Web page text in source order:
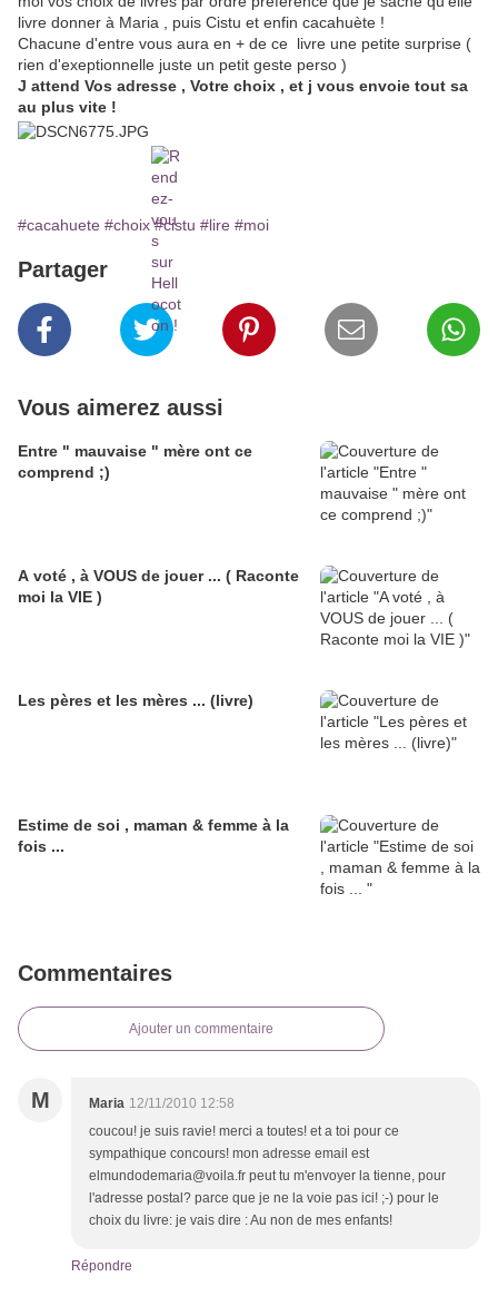
livre donner à Maria , puis Cistu et enfin cacahuète !
Chacune d'entre vous aura en + de ce livre une petite surprise (
rien d'exeptionnelle juste un petit geste perso )
J attend Vos adresse , Votre choix , et j vous envoie tout sa
au plus vite !
#cacahuete #choix #cistu #lire #moi
Partager
Vous aimerez aussi
Entre " mauvaise " mère ont ce
comprend ;)
A voté , à VOUS de jouer ... ( Raconte
moi la VIE )
Les pères et les mères ... (livre)
Estime de soi , maman & femme à la
fois ...
Commentaires
Ajouter un commentaire
M Maria 12/11/2010 12:58
coucou! je suis ravie! merci a toutes! et a toi pour ce
sympathique concours! mon adresse email est
elmundodemaria@voila.fr peut tu m'envoyer la tienne, pour
l'adresse postal? parce que je ne la voie pas ici! ;-) pour le
choix du livre: je vais dire : Au non de mes enfants!
Répondre